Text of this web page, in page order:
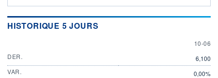
HISTORIQUE 5 JOURS
10
10-06
DER.
6,100
VAR.
0,00%